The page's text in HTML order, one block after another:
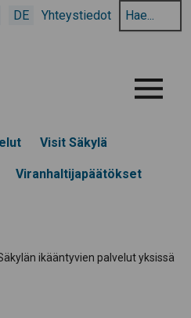
DE Yhteystiedot
Hae
hakusanalla:
Menu
Visit Säkylä
Viranhaltijapäätökset
ikääntyvien palvelut yksissä